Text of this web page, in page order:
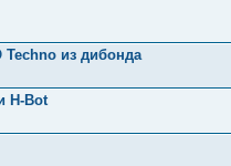
Techno из дибонда
H-Bot